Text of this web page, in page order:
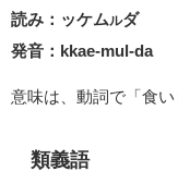
読み：ッケムルダ
発音：kkae-mul-da
意味は、動詞で「食い
類義語